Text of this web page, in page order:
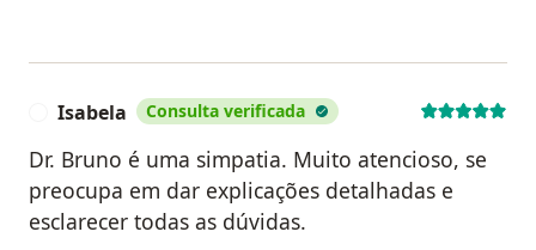
Isabela Consulta verificada
Dr. Bruno é uma simpatia. Muito atencioso, se
preocupa em dar explicações detalhadas e
esclarecer todas as dúvidas.